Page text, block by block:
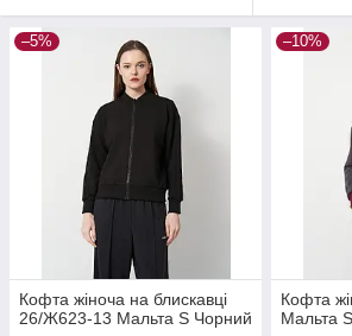
–5%
Кофта жіноча на блискавці
26/Ж623-13 Мальта S Чорний
–10%
Кофта
Мальта